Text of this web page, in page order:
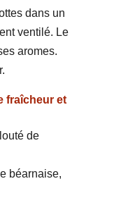
dans un
ventilé. Le
aromes.
fraîcheur et
de
béarnaise,